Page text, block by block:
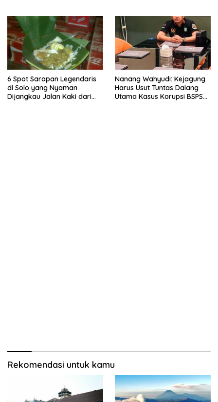
6 Spot Sarapan Legendaris
di Solo yang Nyaman
Dijangkau Jalan Kaki dari
Nanang Wahyudi: Kejagung
Harus Usut Tuntas Dalang
Utama Kasus Korupsi BSPS
Rekomendasi untuk kamu